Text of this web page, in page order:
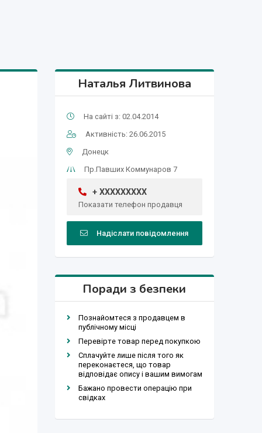
Наталья Литвинова
На сайті з: 02.04.2014
Активність: 26.06.2015
Донецк
Пр.Павших Коммунаров 7
+ XXXXXXXXX
Показати телефон продавця
Надіслати повідомлення
Поради з безпеки
Познайомтеся з продавцем в
публічному місці
Перевірте товар перед покупкою
Сплачуйте лише після того як
переконаєтеся, що товар
відповідає опису і вашим вимогам
Бажано провести операцію при
свідках